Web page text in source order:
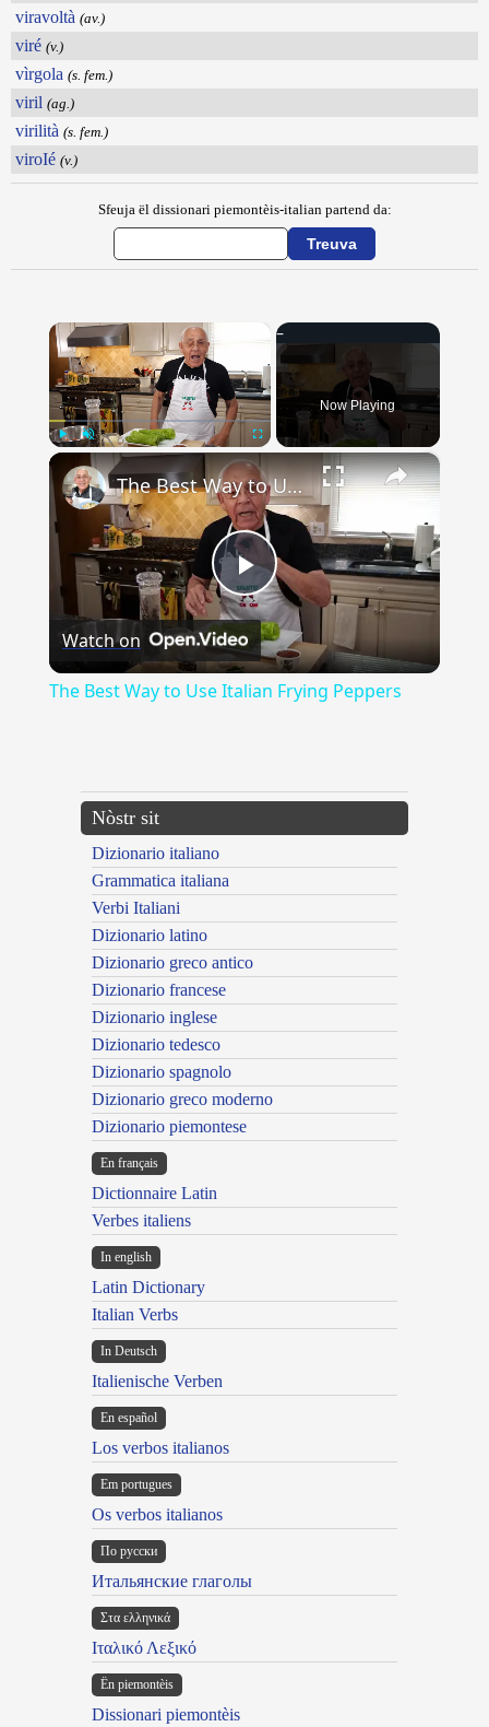
viravoltà (av.)
viré (v.)
vìrgola (s. fem.)
viril (ag.)
virilità (s. fem.)
viroIé (v.)
Sfeuja ël dissionari piemontèis-italian partend da:
Unmute
Now Playing
×
Play
Video
The Best Way to Use Italian Frying Peppers
Watch on
The Best Way to Use Italian Frying Peppers
Nòstr sit
Dizionario italiano
Grammatica italiana
Verbi Italiani
Dizionario latino
Dizionario greco antico
Dizionario francese
Dizionario inglese
Dizionario tedesco
Dizionario spagnolo
Dizionario greco moderno
Dizionario piemontese
En français
Dictionnaire Latin
Verbes italiens
In english
Latin Dictionary
Italian Verbs
In Deutsch
Italienische Verben
En español
Los verbos italianos
Em portugues
Os verbos italianos
По русски
Итальянские глаголы
Στα ελληνικά
Ιταλικό Λεξικό
Ën piemontèis
Dissionari piemontèis